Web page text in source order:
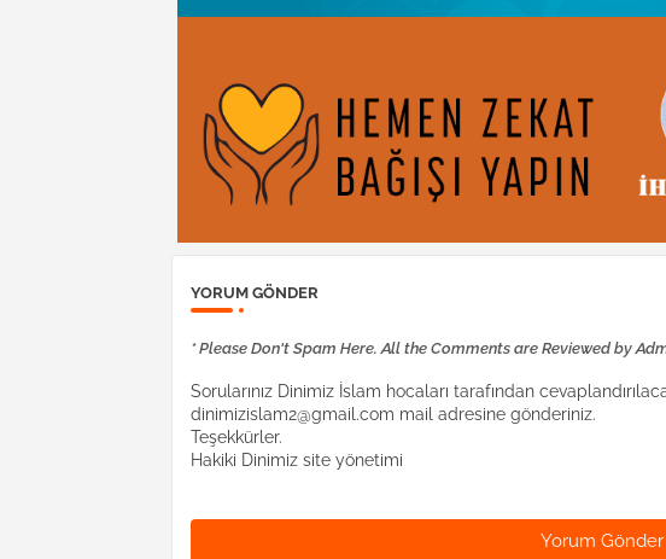
YORUM GÖNDER
* Please Don't Spam Here. All the Comments are Reviewed by
Sorularınız Dinimiz İslam hocaları tarafından
dinimizislam2@gmail.com mail adresine gönderiniz.
Teşekkürler.
Hakiki Dinimiz site yönetimi
Yorum Gönder